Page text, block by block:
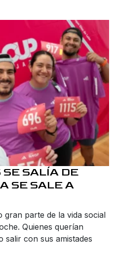
SE SALÍA DE
SE SALE A
gran parte de la vida social
Quienes querían
salir con sus amistades